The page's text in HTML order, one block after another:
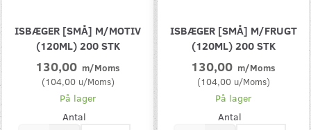
ISBÆGER [SMÅ] M/MOTIV
(120ML) 200 STK
130,00 m/Moms
(104,00u/Moms)
På lager
Antal
ISBÆGER [SMÅ] M/FRUGT
(120ML) 200 STK
130,00 m/Moms
(104,00u/Moms)
På lager
Antal